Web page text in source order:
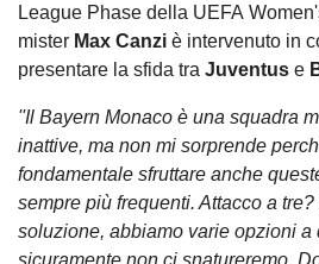
League Phase della UEFA
mister Max Canzi è intervenuto in
presentare la sfida tra Juventus e
''Il Bayern Monaco è una squadra
inattive, ma non mi sorprende
fondamentale sfruttare anche
sempre più frequenti. Attacco a
soluzione, abbiamo varie opzioni a
sicuramente non ci snatureremo.